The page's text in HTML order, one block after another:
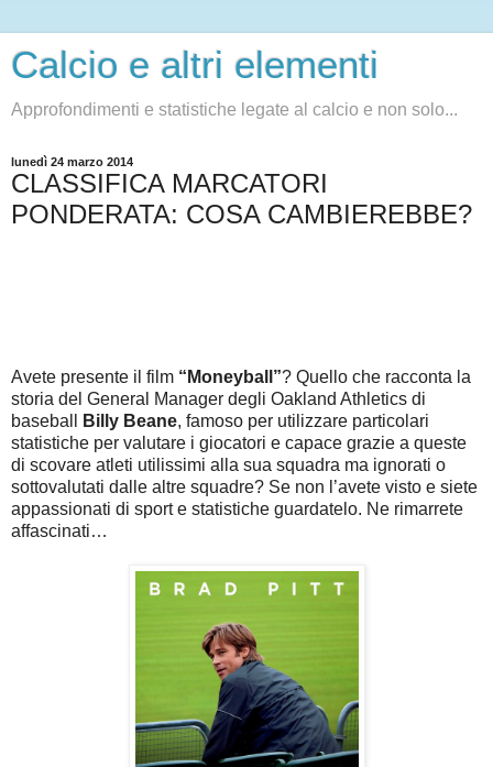
Calcio e altri elementi
Approfondimenti e statistiche legate al calcio e non solo...
lunedì 24 marzo 2014
CLASSIFICA MARCATORI
PONDERATA: COSA CAMBIEREBBE?
Avete presente il film “Moneyball”? Quello che racconta la
storia del General Manager degli Oakland Athletics di
baseball
Billy Beane, famoso per utilizzare particolari
statistiche per valutare i giocatori e capace grazie a queste
di scovare atleti utilissimi alla sua squadra ma ignorati o
sottovalutati dalle altre squadre? Se non l’avete visto e siete
appassionati di sport e statistiche guardatelo. Ne rimarrete
affascinati…